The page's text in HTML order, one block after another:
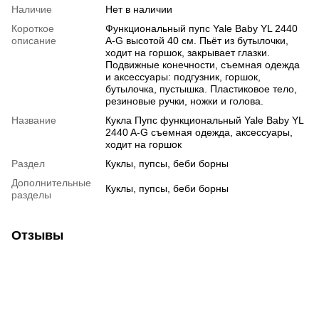
Наличие
Нет в наличии
Короткое
описание
Функциональный пупс Yale Baby YL 2440
A-G высотой 40 см. Пьёт из бутылочки,
ходит на горшок, закрывает глазки.
Подвижные конечности, съемная одежда
и аксессуары: подгузник, горшок,
бутылочка, пустышка. Пластиковое тело,
резиновые ручки, ножки и голова.
Название
Кукла Пупс функциональный Yale Baby YL
2440 A-G съемная одежда, аксессуары,
ходит на горшок
Раздел
Куклы, пупсы, беби борны
Дополнительные
разделы
Куклы, пупсы, беби борны
Отзывы